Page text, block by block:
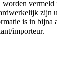
worden
zijn
is in bijna
importeur.